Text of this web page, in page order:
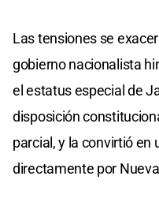
Las tensiones se
gobierno nacionalista
el estatus especial de
disposición
parcial, y la convirtió
directamente por